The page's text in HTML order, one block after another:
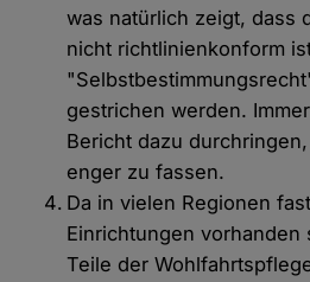
was natürlich zeigt, dass
nicht richtlinienkonform
gestrichen werden.
Bericht dazu
enger zu fassen.
Da in vielen Regionen
Einrichtungen
Teile der